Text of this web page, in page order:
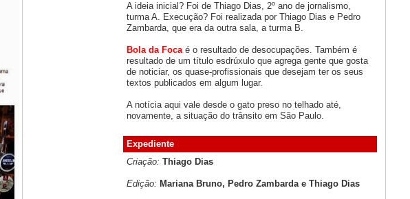
A ideia inicial? Foi de Thiago Dias, 2º ano de jornalismo,
turma A. Execução? Foi realizada por Thiago Dias e Pedro
Zambarda, que era da outra sala, a turma B.
Bola da Focaé o resultado de desocupações. Também é
resultado de um título esdrúxulo que agrega gente que gosta
de noticiar, os quase-profissionais que desejam ter os seus
textos publicados em algum lugar.
A notícia aqui vale desde o gato preso no telhado até,
novamente, a situação do trânsito em São Paulo.
Expediente
Criação: Thiago Dias
Edição: Mariana Bruno, Pedro Zambarda e Thiago Dias